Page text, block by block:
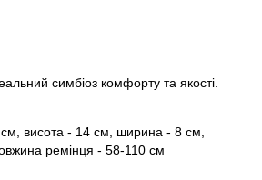
симбіоз комфорту та якості.
висота - 14 см, ширина - 8 см,
ремінця - 58-110 см